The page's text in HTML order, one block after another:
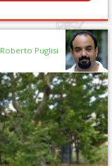
Roberto Puglisi